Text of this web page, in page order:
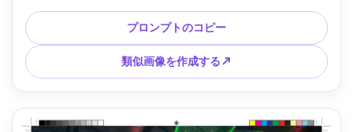
繊細に持って、縦型DJパーティーポスターのヒーローイメー
ジとしてスタイリングされています。ヘッドラインにはミニ
マリストの金箔タイポグラフィ効果があります。余白がすっ
きりしています。小さな情報ブロックです。専用のQRエリア
です。暗いグラデーション背景に微妙な光の縞模様がありま
す。リムライトが優しい暖かいスポットライトです。Nikon
Z7 II、85mm、タイトチェストアップ構成、ラグジュアリー
なムード、リアルな肌質感とナチュラルなシャドウ、高解像
プロンプトのコピー
類似画像を作成する↗